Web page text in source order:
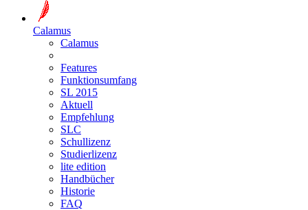
Calamus
Calamus
Features
Funktionsumfang
SL 2015
Aktuell
Empfehlung
SLC
Schullizenz
Studierlizenz
lite edition
Handbücher
Historie
FAQ